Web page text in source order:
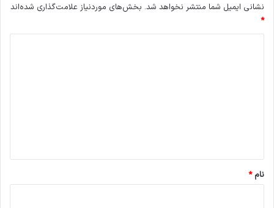
نشانی ایمیل شما منتشر نخواهد شد. بخش‌های موردنیاز علامت‌گذاری شده‌اند
*
نام*